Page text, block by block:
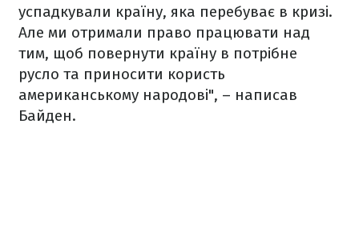
успадкували країну, яка перебуває в кризі.
Але ми отримали право працювати над
тим, щоб повернути країну в потрібне
русло та приносити користь
американському народові", – написав
Байден.